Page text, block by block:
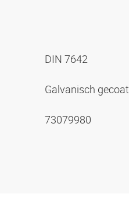
DIN 7642
Galvanisch gecoat
73079980